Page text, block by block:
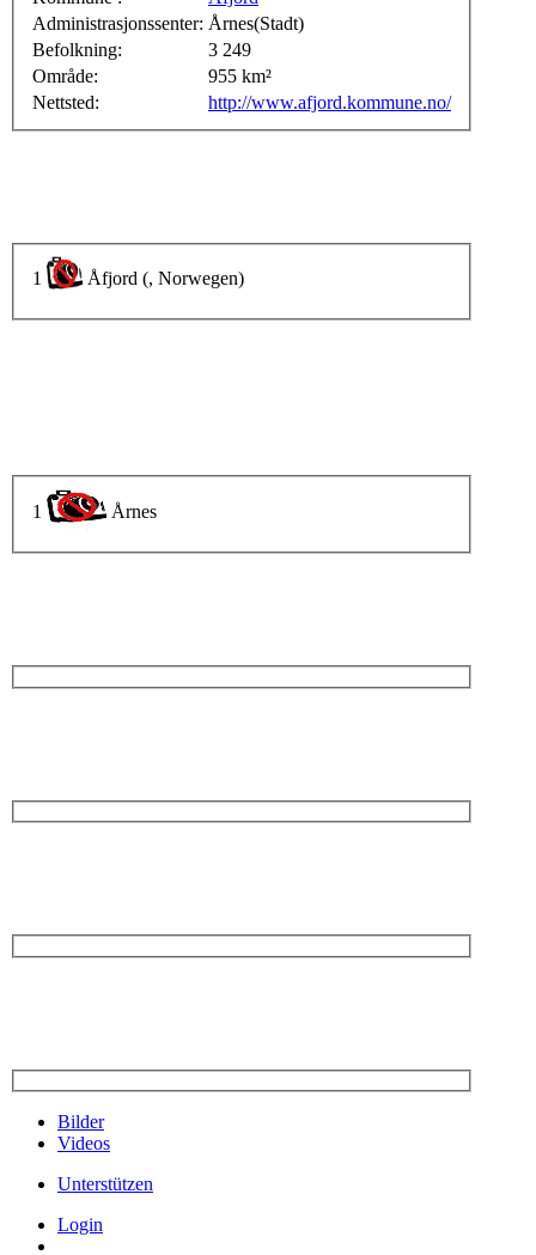
Administrasjonssenter: Årnes(Stadt)
Befolkning:
3 249
Område:
955 km²
Nettsted:
http://www.afjord.kommune.no/
1 Åfjord (, Norwegen)
1 Årnes
Bilder
Videos
Unterstützen
Login